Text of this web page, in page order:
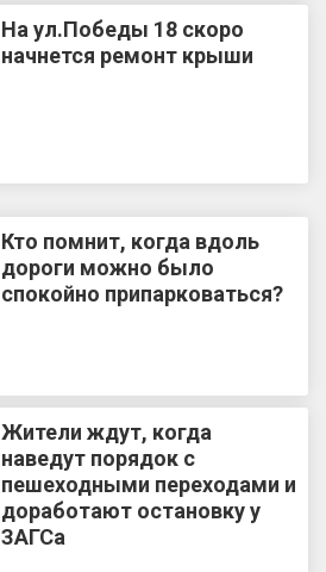
На ул.Победы 18 скоро
начнется ремонт крыши
Кто помнит, когда вдоль
дороги можно было
спокойно припарковаться?
Жители ждут, когда
наведут порядок с
пешеходными переходами и
доработают остановку у
ЗАГСа